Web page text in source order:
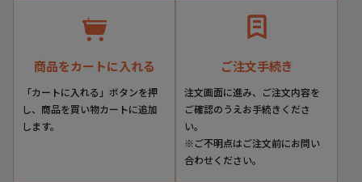
商品をカートに入れる
「カートに入れる」ボタンを押
し、商品を買い物カートに追加
します。
ご注文手続き
注文画面に進み、ご注文内容を
ご確認のうえお手続きくださ
い。
※ご不明点はご注文前にお問い
合わせください。